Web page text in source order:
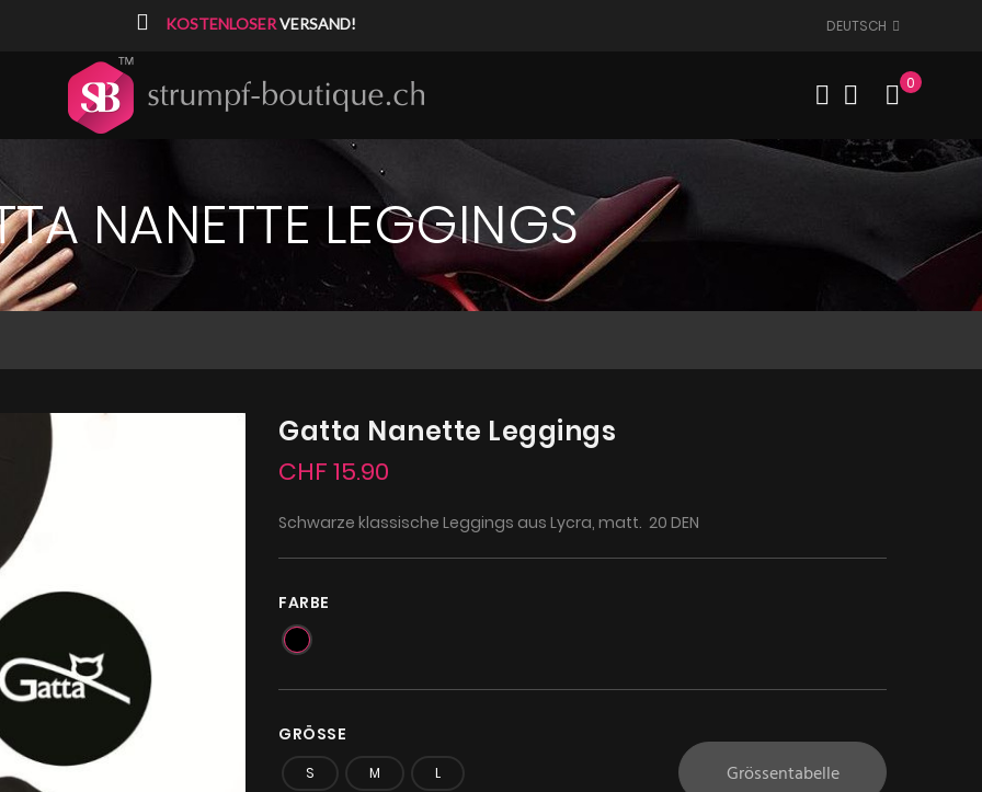
KOSTENLOSERVERSAND! DEUTSCH
0
NANETTE LEGGINGS
Gatta Nanette Leggings
CHF 15.90
Schwarze klassische Leggings aus Lycra, matt. 20 DEN
FARBE
GRÖSSE
S M L Grössentabelle